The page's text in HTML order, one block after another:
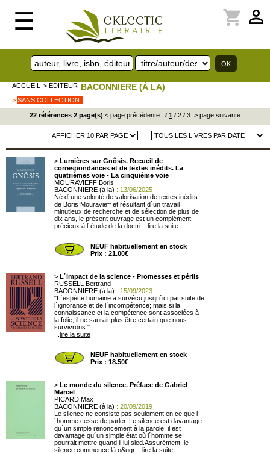
☰ perm_identity
shopping_cart
ACCUEIL > EDITEUR BACONNIERE (À LA)
> SANS COLLECTION
22 références 2 page(s) < page précédente / 1 / 2 / 3 > page suivante
> Lumières sur Gnôsis. Recueil de
correspondances et de textes inédits. La
quatrièmes voie - La cinquième voie
MOURAVIEFF Boris
BACONNIERE (à la) : 13/06/2025
Né d´une volonté de valorisation de textes inédits
de Boris Mouravieff et résultant d´un travail
minutieux de recherche et de sélection de plus de
dix ans, le présent ouvrage est un complément
précieux à l´étude de la doctri ... lire la suite
NEUF habituellement en stock
Prix : 21.00€
> L´impact de la science - Promesses et périls
RUSSELL Bertrand
BACONNIERE (à la) : 15/09/2023
"L´espèce humaine a survécu jusqu´ici par suite de
l´ignorance et de l´incompétence; mais si la
connaissance et la compétence sont associées à
la folie; il ne saurait plus être certain que nous
survivrons."
lire la suite
NEUF habituellement en stock
Prix : 18.50€
> Le monde du silence. Préface de Gabriel
Marcel
PICARD Max
BACONNIERE (à la) : 20/09/2019
Le silence ne consiste pas seulement en ce que l
´homme cesse de parler. Le silence est davantage
qu´un simple renoncement à la parole, il est
davantage qu´un simple état où l´homme se
pourrait mettre quand il lui sied.Assurément, le
silence commence là o&ugr ... lire la suite